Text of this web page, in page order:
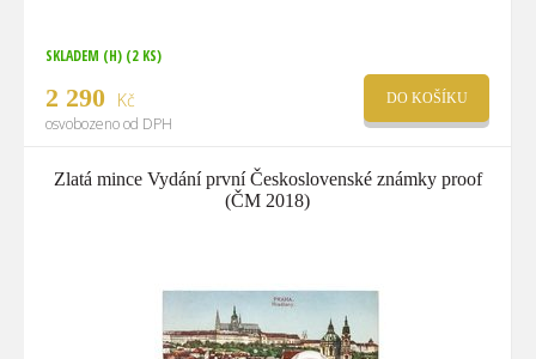
SKLADEM (H) (2 KS)
2 290 Kč
osvobozeno od DPH
DO KOŠÍKU
Zlatá mince Vydání první Československé známky proof
(ČM 2018)